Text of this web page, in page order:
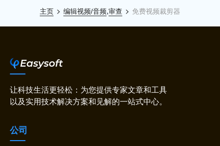
主页 编辑视频/音频,审查 免费视频裁剪器
让科技生活更轻松：为您提供专家文章和工具
以及实用技术解决方案和见解的一站式中心。
公司